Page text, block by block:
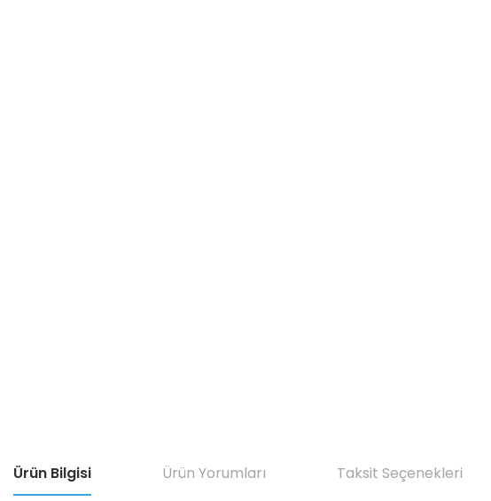
Ürün Bilgisi Ürün Yorumları Taksit Seçenekleri